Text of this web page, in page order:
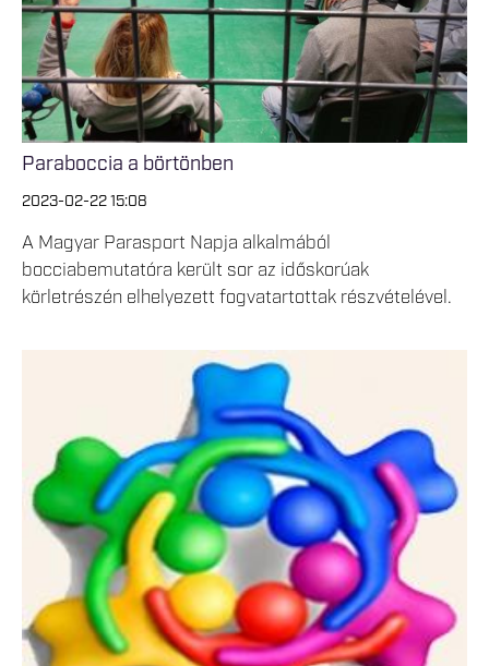
Paraboccia a börtönben
2023-02-22 15:08
A Magyar Parasport Napja alkalmából
bocciabemutatóra került sor az időskorúak
körletrészén elhelyezett fogvatartottak részvételével.